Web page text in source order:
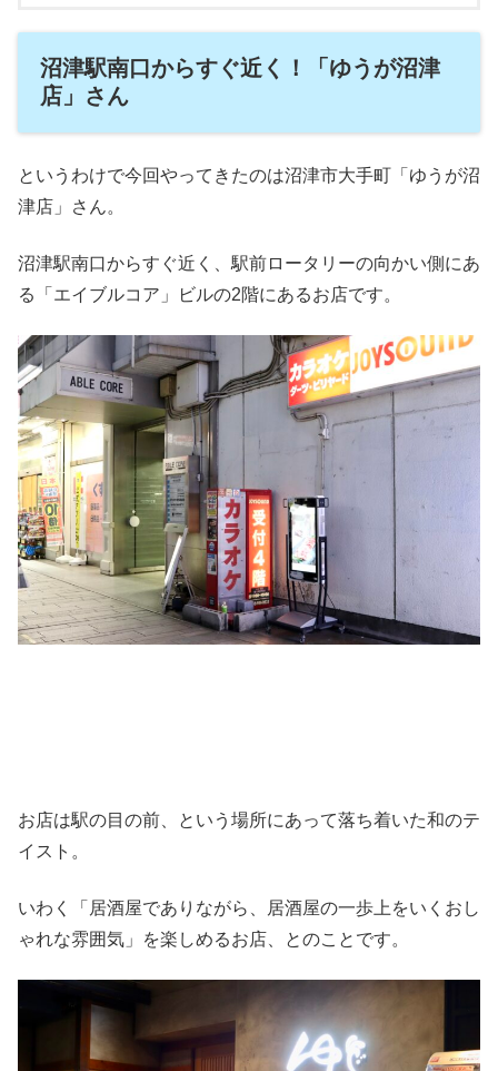
沼津駅南口からすぐ近く！「ゆうが沼津
店」さん
というわけで今回やってきたのは沼津市大手町「ゆうが沼
津店」さん。
沼津駅南口からすぐ近く、駅前ロータリーの向かい側にあ
る「エイブルコア」ビルの2階にあるお店です。
お店は駅の目の前、という場所にあって落ち着いた和のテ
イスト。
いわく「居酒屋でありながら、居酒屋の一歩上をいくおし
ゃれな雰囲気」を楽しめるお店、とのことです。